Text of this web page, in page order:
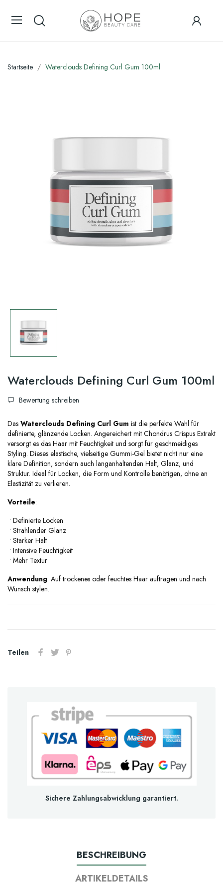
Startseite Waterclouds Defining Curl Gum 100ml
Waterclouds Defining Curl Gum 100ml
Bewertung schreiben
Das Waterclouds Defining Curl Gum ist die perfekte Wahl für
definierte, glänzende Locken. Angereichert mit Chondrus Crispus Extrakt
versorgt es das Haar mit Feuchtigkeit und sorgt für geschmeidiges
Styling. Dieses elastische, vielseitige Gummi-Gel bietet nicht nur eine
klare Definition, sondern auch langanhaltenden Halt, Glanz, und
Struktur. Ideal für Locken, die Form und Kontrolle benötigen, ohne an
Elastizität zu verlieren.
Vorteile:
• Definierte Locken
• Strahlender Glanz
• Starker Halt
• Intensive Feuchtigkeit
• Mehr Textur
Anwendung: Auf trockenes oder feuchtes Haar auftragen und nach
Wunsch stylen.
Teilen
Sichere Zahlungsabwicklung garantiert.
BESCHREIBUNG
ARTIKELDETAILS